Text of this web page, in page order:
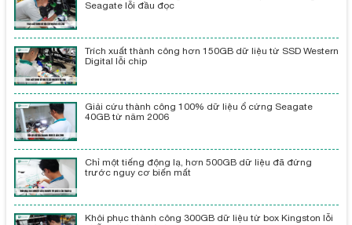
Seagate lỗi đầu đọc
Trích xuất thành công hơn 150GB dữ liệu từ SSD Western
Digital lỗi chip
Giải cứu thành công 100% dữ liệu ổ cứng Seagate
40GB từ năm 2006
Chỉ một tiếng động lạ, hơn 500GB dữ liệu đã đứng
trước nguy cơ biến mất
Khôi phục thành công 300GB dữ liệu từ box Kingston lỗi